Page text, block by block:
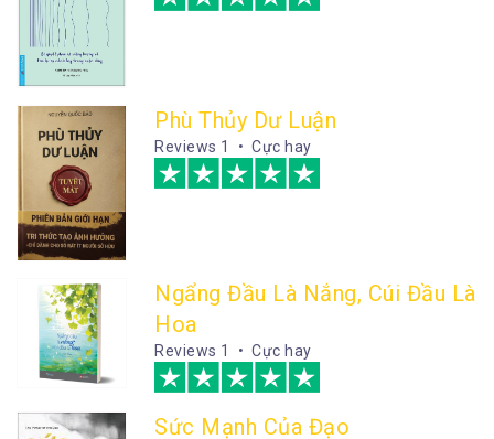
Phù Thủy Dư Luận
Reviews 1 • Cực hay
Ngẩng Đầu Là Nắng, Cúi Đầu Là
Hoa
Reviews 1 • Cực hay
Sức Mạnh Của Đạo